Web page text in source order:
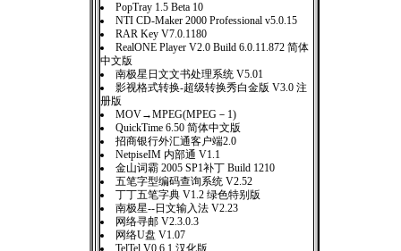
PopTray 1.5 Beta 10
NTI CD-Maker 2000 Professional v5.0.15
RAR Key V7.0.1180
RealONE Player V2.0 Build 6.0.11.872 简体
中文版
南极星日文文书处理系统 V5.01
影视格式转换-超级转换秀白金版 V3.0 注
册版
MOV→MPEG(MPEG－1)
QuickTime 6.50 简体中文版
招商银行外汇通客户端2.0
NetpiseIM 内部通 V1.1
金山词霸 2005 SP1补丁 Build 1210
五笔字型编码查询系统 V2.52
丁丁五笔字典 V1.2 绿色特别版
南极星--日文输入法 V2.23
网络寻邮 V2.3.0.3
网络U盘 V1.07
TelTel V0.6.1 汉化版